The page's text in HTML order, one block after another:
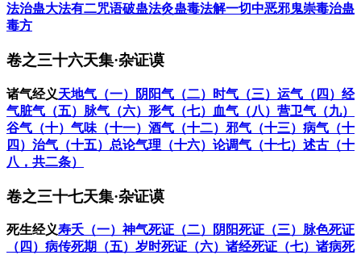
法治蛊大法有二咒语破蛊法灸蛊毒法解一切中恶邪鬼崇毒治蛊
毒方
卷之三十六天集·杂证谟
诸气经义天地气（一） 阴阳气（二） 时气（三） 运气（四） 经
气脏气（五） 脉气（六） 形气（七） 血气（八） 营卫气（九）
谷气（十） 气味（十一） 酒气（十二） 邪气（十三） 病气（十
四） 治气（十五） 总论气理（十六） 论调气（十七） 述古（十
八，共二条）
卷之三十七天集·杂证谟
死生经义寿夭（一）神气死证（二） 阴阳死证（三） 脉色死证
（四） 病传死期（五） 岁时死证（六） 诸经死证（七） 诸病死